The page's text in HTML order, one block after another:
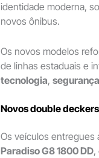
identidade moderna,
novos ônibus.
Os novos modelos
de linhas estaduais e
tecnologia, segurança
Novos double
Os veículos entregues
Paradiso G8 1800 DD,